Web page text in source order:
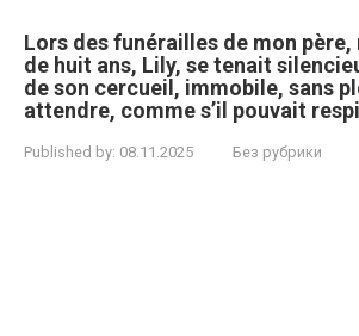
Lors des funérailles de mon
de huit ans, Lily, se tenait
de son cercueil, immobile, sans
attendre, comme s’il pouvait
Published by: 08.11.2025 Без рубрики